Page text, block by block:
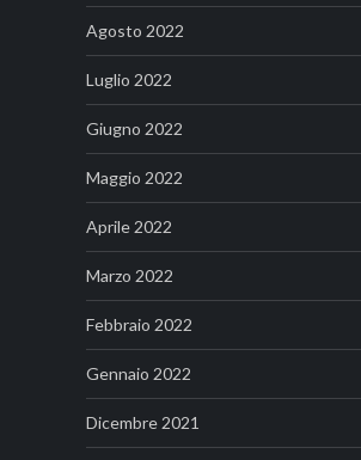
Agosto 2022
Luglio 2022
Giugno 2022
Maggio 2022
Aprile 2022
Marzo 2022
Febbraio 2022
Gennaio 2022
Dicembre 2021